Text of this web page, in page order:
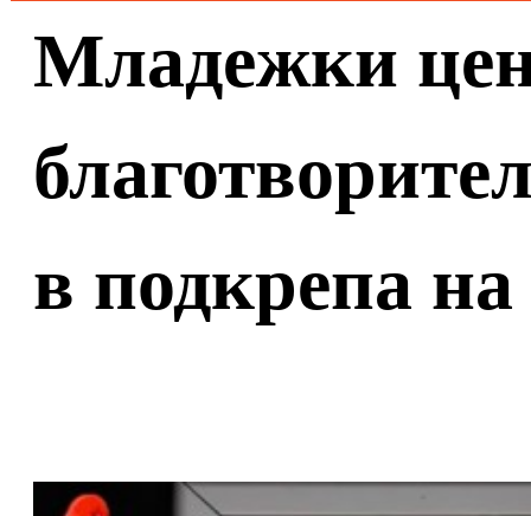
Младежки
в подкрепа